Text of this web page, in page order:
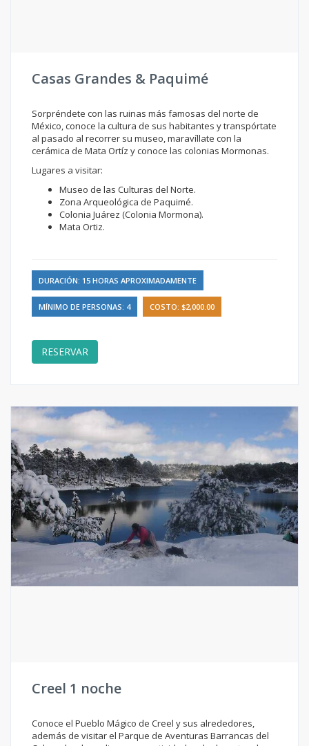
Casas Grandes & Paquimé
Sorpréndete con las ruinas más famosas del norte de
México, conoce la cultura de sus habitantes y transpórtate
al pasado al recorrer su museo, maravíllate con la
cerámica de Mata Ortíz y conoce las colonias Mormonas.
Lugares a visitar:
Museo de las Culturas del Norte.
Zona Arqueológica de Paquimé.
Colonia Juárez (Colonia Mormona).
Mata Ortiz.
DURACIÓN: 15 HORAS APROXIMADAMENTE
MÍNIMO DE PERSONAS: 4 COSTO: $2,000.00
RESERVAR
Creel 1 noche
Conoce el Pueblo Mágico de Creel y sus alrededores,
además de visitar el Parque de Aventuras Barrancas del